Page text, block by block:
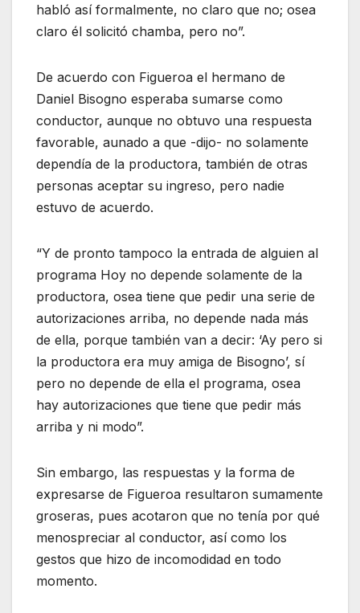
habló así formalmente, no claro que no; osea
claro él solicitó chamba, pero no”.
De acuerdo con Figueroa el hermano de
Daniel Bisogno esperaba sumarse como
conductor, aunque no obtuvo una respuesta
favorable, aunado a que -dijo- no solamente
dependía de la productora, también de otras
personas aceptar su ingreso, pero nadie
estuvo de acuerdo.
“Y de pronto tampoco la entrada de alguien al
programa Hoy no depende solamente de la
productora, osea tiene que pedir una serie de
autorizaciones arriba, no depende nada más
de ella, porque también van a decir: ‘Ay pero si
la productora era muy amiga de Bisogno’, sí
pero no depende de ella el programa, osea
hay autorizaciones que tiene que pedir más
arriba y ni modo”.
Sin embargo, las respuestas y la forma de
expresarse de Figueroa resultaron sumamente
groseras, pues acotaron que no tenía por qué
menospreciar al conductor, así como los
gestos que hizo de incomodidad en todo
momento.